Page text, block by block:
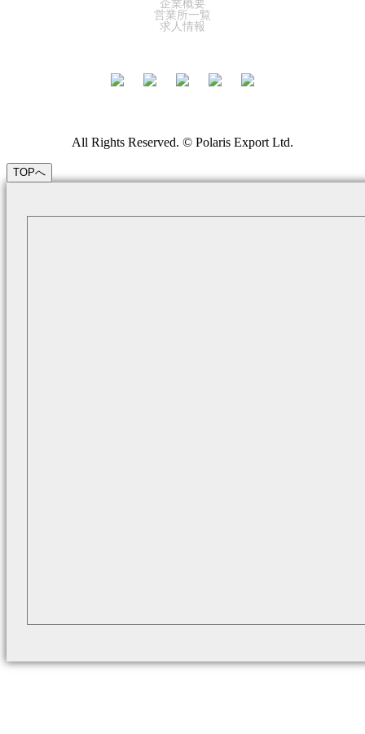
企業概要
営業所一覧
求人情報
All Rights Reserved. © Polaris Export Ltd.
TOPへ